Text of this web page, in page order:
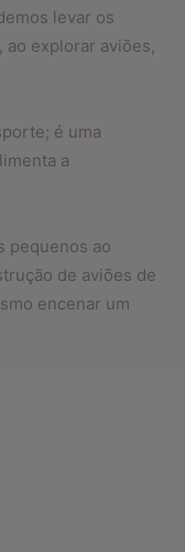
levar os
explorar aviões,
é uma
a
pequenos ao
de aviões de
encenar um